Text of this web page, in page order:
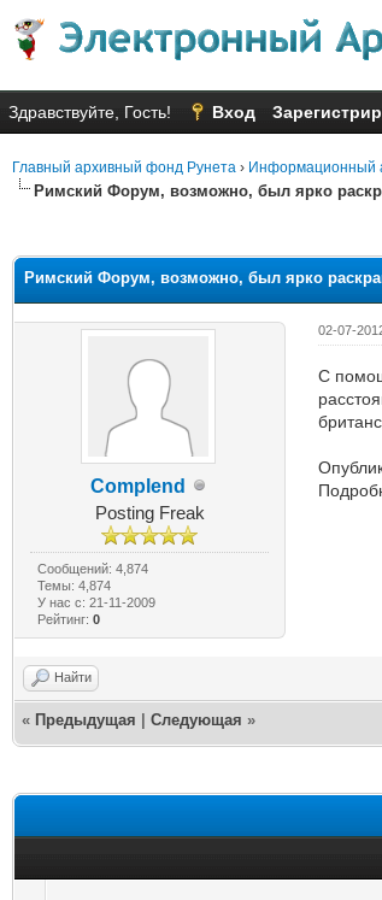
Здравствуйте, Гость! Вход
Главный архивный фонд Рунета › Информационный
Римский Форум, возможно, был ярко
Римский Форум, возможно, был ярко
Complend
Posting Freak
Сообщений: 4,874
Темы: 4,874
У нас с: 21-11-2009
Рейтинг:0
02-07-
С
Найти
« Предыдущая Следующая »